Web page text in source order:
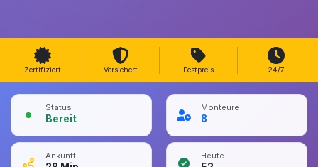
Zertifiziert Versichert Festpreis 24/7
Status
Bereit
Monteure
8
Ankunft Heute